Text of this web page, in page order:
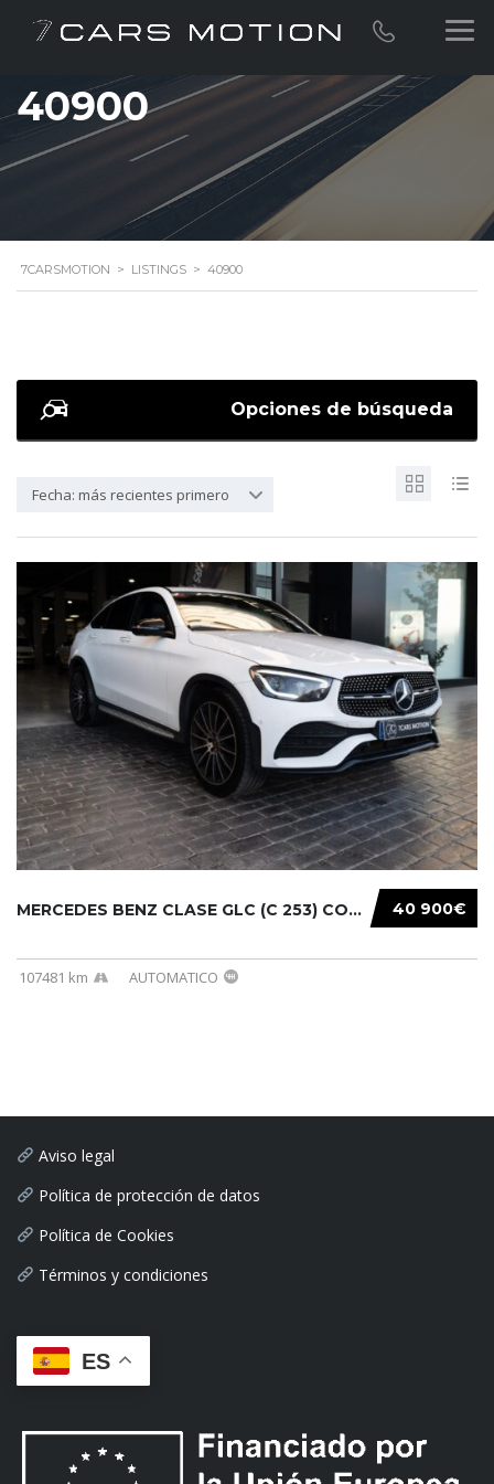
40900
7CARSMOTION > LISTINGS > 40900
Opciones de búsqueda
Fecha: más recientes primero
40 900€
MERCEDES BENZ CLASE GLC (C 253) COUPE(19-23)...
107481 km AUTOMATICO
Aviso legal
Política de protección de datos
Política de Cookies
Términos y condiciones
ES